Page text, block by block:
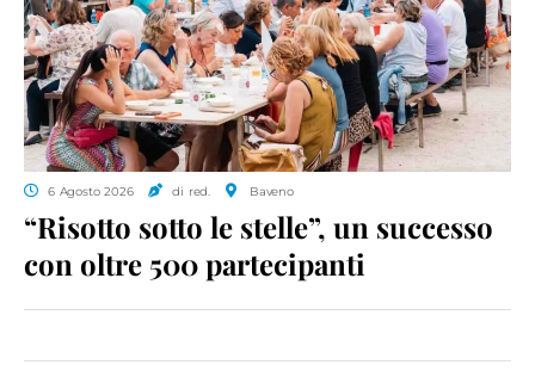
6 Agosto 2026 di red. Baveno
“Risotto sotto le stelle”, un successo
con oltre 500 partecipanti